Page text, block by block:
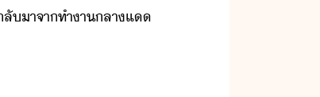
า​จา​ทำา​ลาแ​